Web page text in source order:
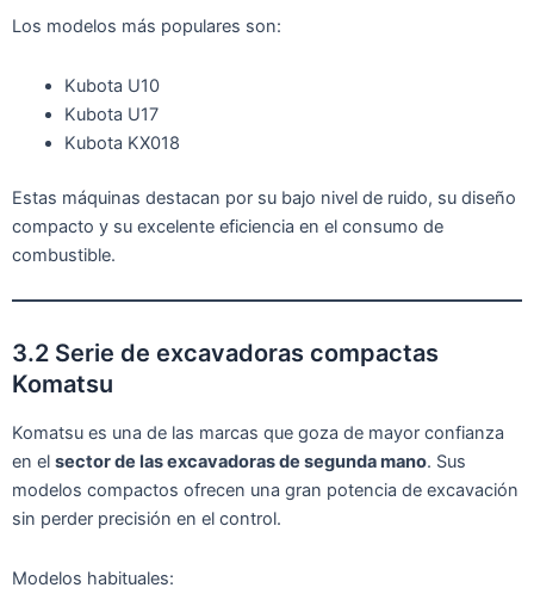
Los modelos más populares son:
Kubota U10
Kubota U17
Kubota KX018
Estas máquinas destacan por su bajo nivel de ruido, su diseño
compacto y su excelente eficiencia en el consumo de
combustible.
3.2 Serie de excavadoras compactas
Komatsu
Komatsu es una de las marcas que goza de mayor confianza
en el sector de las excavadoras de segunda mano. Sus
modelos compactos ofrecen una gran potencia de excavación
sin perder precisión en el control.
Modelos habituales: